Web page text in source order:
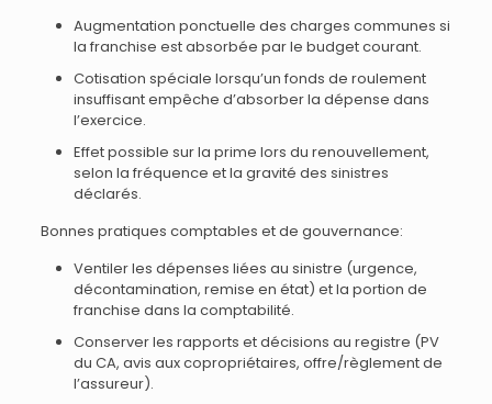
Augmentation ponctuelle des charges communes si
la franchise est absorbée par le budget courant.
Cotisation spéciale lorsqu’un fonds de roulement
insuffisant empêche d’absorber la dépense dans
l’exercice.
Effet possible sur la prime lors du renouvellement,
selon la fréquence et la gravité des sinistres
déclarés.
Bonnes pratiques comptables et de gouvernance:
Ventiler les dépenses liées au sinistre (urgence,
décontamination, remise en état) et la portion de
franchise dans la comptabilité.
Conserver les rapports et décisions au registre (PV
du CA, avis aux copropriétaires, offre/règlement de
l’assureur).